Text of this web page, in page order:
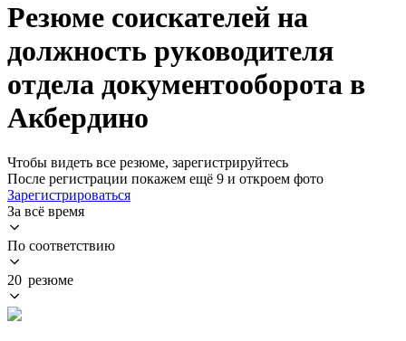
Резюме соискателей на
должность руководителя
отдела документооборота в
Акбердино
Чтобы видеть все резюме, зарегистрируйтесь
После регистрации покажем ещё 9 и откроем фото
Зарегистрироваться
За всё время
По соответствию
20 резюме